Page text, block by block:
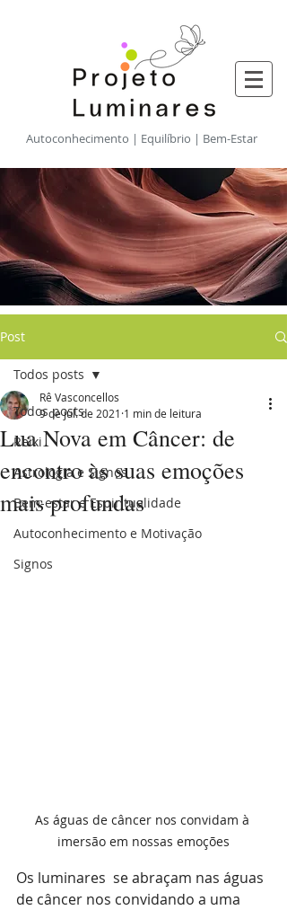
​Autoconhecimento | Equilíbrio | Bem-Estar
Post
Todos posts
Reiki
Astrologia e Signos
Bem-estar e Espiritualidade
Autoconhecimento e Motivação
Signos
Todos posts
Lua Nova em Câncer: de
encontro às suas emoções
mais profundas
Rê Vasconcellos
9 de jul. de 2021 1 min de leitura
As águas de câncer nos convidam à
imersão em nossas emoções
Os luminares  se abraçam nas águas
de câncer nos convidando a uma